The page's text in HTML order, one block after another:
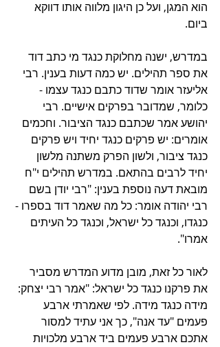
הוא המגן, ועל כן היגון מלווה אותו דווקא
ביום.
במדרש, ישנה מחלוקת כנגד מי כתב דוד
את ספר תהילים. יש כמה דעות בענין. רבי
אליעזר אומר שדוד כתבם כנגד עצמו -
כלומר, שמדובר בפרקים אישיים. רבי
יהושע אמר שכתבם כנגד הציבור. וחכמים
אומרים: יש פרקים כנגד יחיד ויש פרקים
כנגד ציבור, ולשון הפרק משתנה מלשון
יחיד לרבים בהתאם. במדרש תהילים י"ח
מובאת דעה נוספת בענין: "רבי יודן בשם
רבי יהודה אומר: כל מה שאמר דוד בספרו -
כנגדו, וכנגד כל ישראל, וכנגד כל העיתים
אמרו".
לאור כל זאת, מובן מדוע המדרש מסביר
את פרקנו כנגד כל ישראל: "אמר רבי יצחק:
מידה כנגד מידה. לפי שאמרתי ארבע
פעמים "עד אנה", כך אני עתיד למסור
אתכם ארבע פעמים ביד ארבע מלכויות